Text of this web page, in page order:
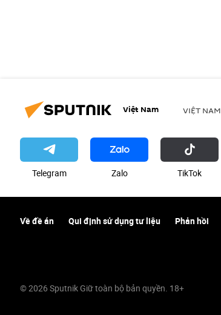
Việt Nam VIỆT NAM
Telegram Zalo ТikТоk
Về đề án Qui định sử dụng tư liệu Phản hồi
© 2026 Sputnik Giữ toàn bộ bản quyền. 18+